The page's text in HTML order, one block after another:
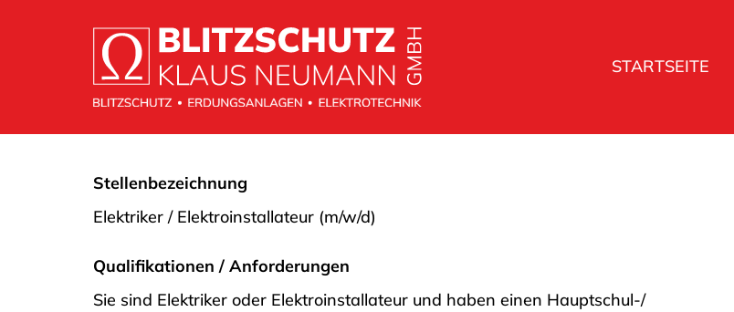
STARTSEITE
Stellenbezeichnung
Elektriker / Elektroinstallateur (m/w/d)
Qualifikationen / Anforderungen
Sie sind Elektriker oder Elektroinstallateur und haben einen Hauptschul-/